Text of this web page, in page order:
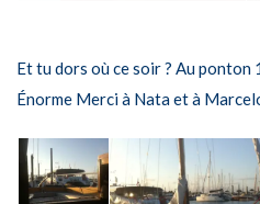
Et tu dors où ce soir ? Au ponton
Énorme Merci à Nata et à